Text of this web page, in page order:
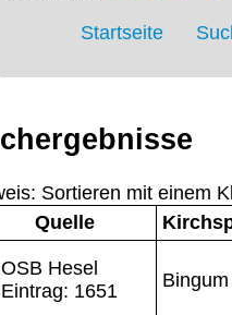
Startseite
Sortieren mit einem
Quelle
OSB Hesel
Eintrag: 1651
Bingum